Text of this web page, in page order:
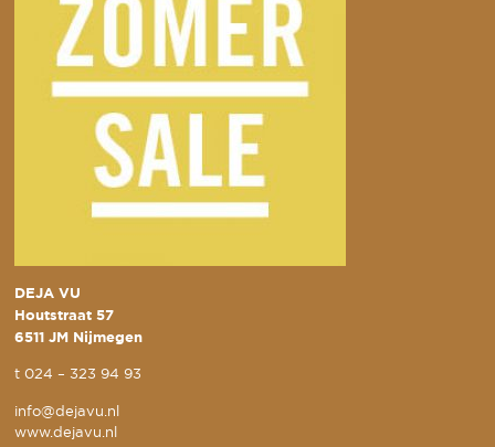
DEJA VU
Houtstraat 57
6511 JM Nijmegen
t024 – 323 94 93
info@dejavu.nl
www.dejavu.nl